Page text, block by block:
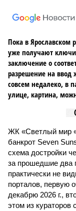
Пока в Ярославском
уже получают
заключение о
разрешение на ввод
совсем недалеко, в
улице, картина,
ЖК «Светлый мир
банкрот Seven
схема достройки
за прошедшие два
практически не
порталов, первую
декабрю 2026 г.,
этом из кураторов